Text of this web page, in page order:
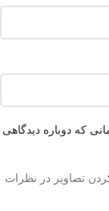
که دوباره دیدگاهی
تصاویر در نظرات